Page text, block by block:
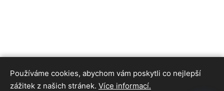
Používáme cookies, abychom vám poskytli co nejlepší
zážitek z našich stránek. Více informací.